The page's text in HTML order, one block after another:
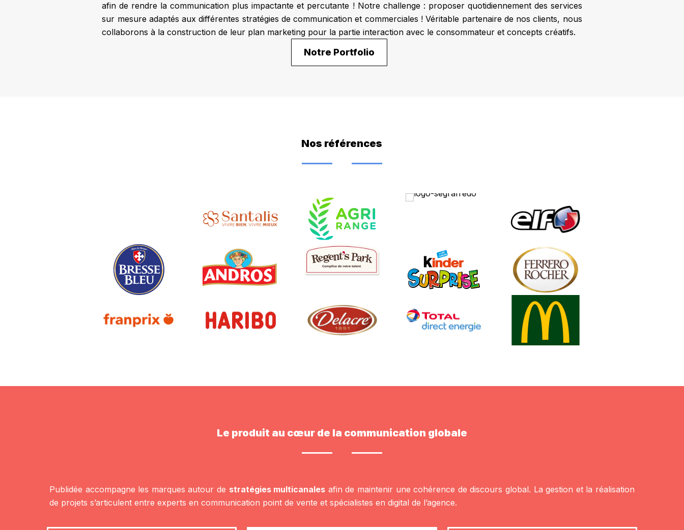
afin de rendre la communication plus impactante et percutante ! Notre challenge : proposer quotidiennement des services
sur mesure adaptés aux différentes stratégies de communication et commerciales ! Véritable partenaire de nos clients, nous
collaborons à la construction de leur plan marketing pour la partie interaction avec le consommateur et concepts créatifs.
Notre Portfolio
Nos références
Le produit au cœur de la communication globale
Publidée accompagne les marques autour de stratégies multicanales afin de maintenir une cohérence de discours global. La gestion et la réalisation
de projets s’articulent entre experts en communication point de vente et spécialistes en digital de l’agence.